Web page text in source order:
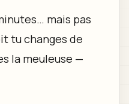
mais pas
tu changes de
la meuleuse —